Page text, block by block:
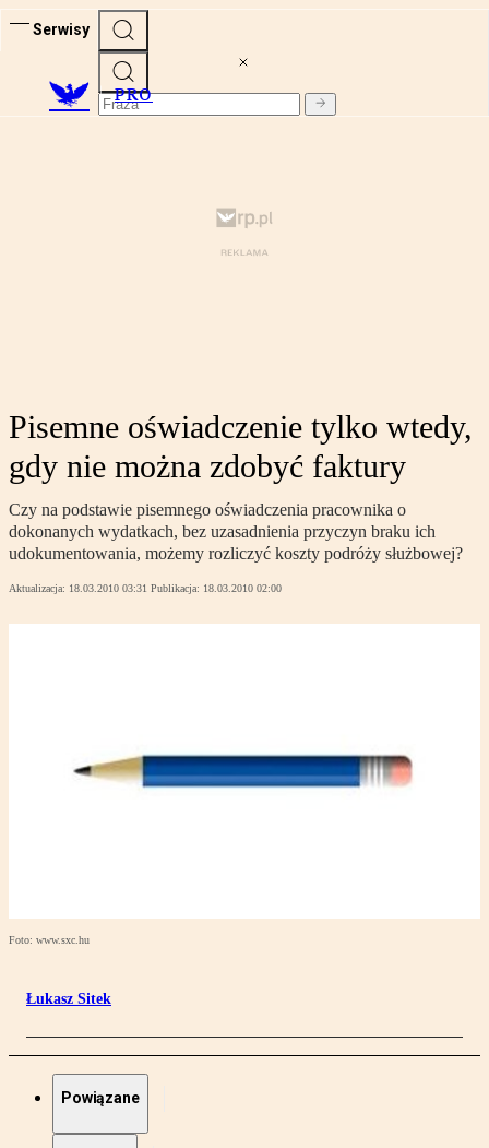
Serwisy
PRO
Pisemne oświadczenie tylko wtedy,
gdy nie można zdobyć faktury
Czy na podstawie pisemnego oświadczenia pracownika o
dokonanych wydatkach, bez uzasadnienia przyczyn braku ich
udokumentowania, możemy rozliczyć koszty podróży służbowej?
Aktualizacja: 18.03.2010 03:31 Publikacja: 18.03.2010 02:00
Foto: www.sxc.hu
Łukasz Sitek
Powiązane